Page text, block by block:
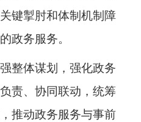
键掣肘和体制机制障
政务服务。
整体谋划，强化政务
责、协同联动，统筹
推动政务服务与事前